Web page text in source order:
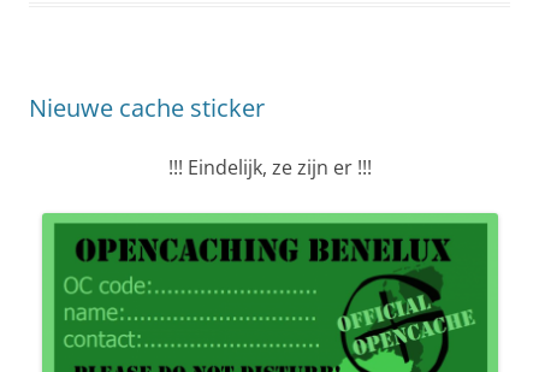
Nieuwe cache sticker
!!! Eindelijk, ze zijn er !!!